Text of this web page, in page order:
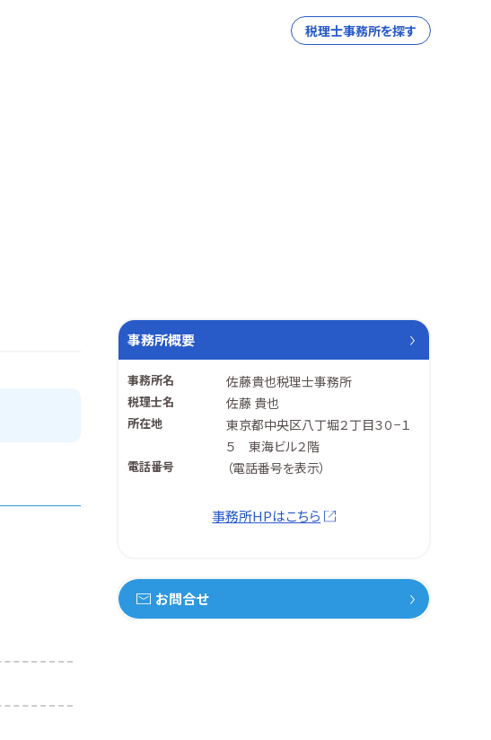
税理士事務所を探す
事務所概要
事務所名 佐藤貴也税理士事務所
税理士名 佐藤 貴也
所在地
東京都中央区八丁堀２丁目３０−１
５ 東海ビル２階
電話番号 （電話番号を表示）
事務所HPはこちら
お問合せ